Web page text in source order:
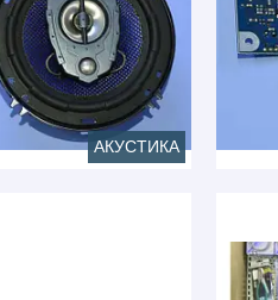
АКУСТИКА